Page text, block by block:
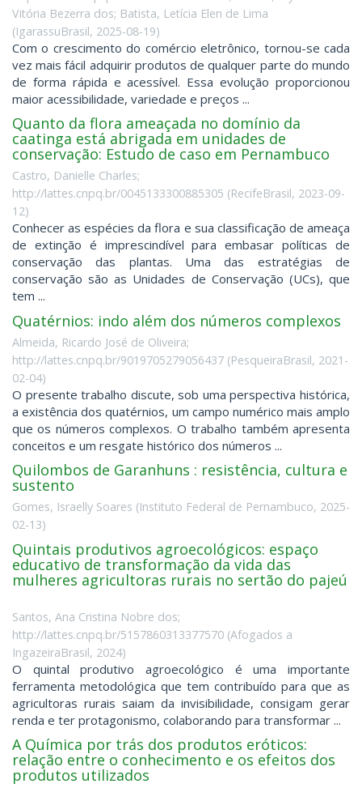
Vitória Bezerra dos; Batista, Letícia Elen de Lima
(IgarassuBrasil, 2025-08-19)
Com o crescimento do comércio eletrônico, tornou-se cada
vez mais fácil adquirir produtos de qualquer parte do mundo
de forma rápida e acessível. Essa evolução proporcionou
maior acessibilidade, variedade e preços ...
Quanto da flora ameaçada no domínio da
caatinga está abrigada em unidades de
conservação: Estudo de caso em Pernambuco
Castro, Danielle Charles;
http://lattes.cnpq.br/0045133300885305 (RecifeBrasil, 2023-09-
12)
Conhecer as espécies da flora e sua classificação de ameaça
de extinção é imprescindível para embasar políticas de
conservação das plantas. Uma das estratégias de
conservação são as Unidades de Conservação (UCs), que
tem ...
Quatérnios: indo além dos números complexos
Almeida, Ricardo José de Oliveira;
http://lattes.cnpq.br/9019705279056437 (PesqueiraBrasil, 2021-
02-04)
O presente trabalho discute, sob uma perspectiva histórica,
a existência dos quatérnios, um campo numérico mais amplo
que os números complexos. O trabalho também apresenta
conceitos e um resgate histórico dos números ...
Quilombos de Garanhuns : resistência, cultura e
sustento
Gomes, Israelly Soares (Instituto Federal de Pernambuco, 2025-
02-13)
Quintais produtivos agroecológicos: espaço
educativo de transformação da vida das
mulheres agricultoras rurais no sertão do pajeú
Santos, Ana Cristina Nobre dos;
http://lattes.cnpq.br/5157860313377570 (Afogados a
IngazeiraBrasil, 2024)
O quintal produtivo agroecológico é uma importante
ferramenta metodológica que tem contribuído para que as
agricultoras rurais saiam da invisibilidade, consigam gerar
renda e ter protagonismo, colaborando para transformar ...
A Química por trás dos produtos eróticos:
relação entre o conhecimento e os efeitos dos
produtos utilizados